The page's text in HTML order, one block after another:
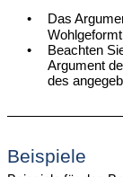
• Das
•
Beachten
Argument
des
Beispiele